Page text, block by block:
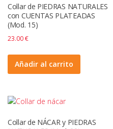
Collar de PIEDRAS NATURALES
con CUENTAS PLATEADAS
(Mod. 15)
23.00€
Añadir al carrito
Collar de NÁCAR y PIEDRAS